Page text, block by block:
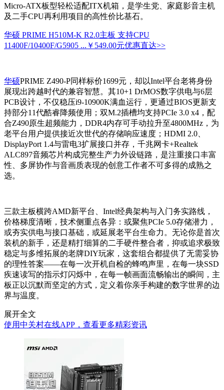
Micro-ATX板型轻松适配ITX机箱，是学生党、家庭影音主机
及二手CPU再利用项目的高性价比基石。
华硕 PRIME H510M-K R2.0主板 支持CPU
11400F/10400F/G5905 ... ￥549.00元优惠直达>>
华硕PRIME Z490-P同样标价1699元，却以Intel平台老将身份
展现出跨越时代的兼容智慧。其10+1 DrMOS数字供电与6层
PCB设计，不仅稳压i9-10900K满血运行，更通过BIOS更新支
持部分11代酷睿降频使用；双M.2插槽均支持PCIe 3.0 x4，配
合Z490原生超频能力，DDR4内存可手动拉升至4800MHz，为
老平台用户提供接近次世代的存储响应速度；HDMI 2.0、
DisplayPort 1.4与雷电3扩展接口并存，千兆网卡+Realtek
ALC897音频芯片构成完整生产力外设链路，是注重接口丰富
性、多屏协作与音画质表现的创意工作者不可多得的成熟之
选。
三款主板横跨AMD新平台、Intel经典架构与入门务实路线，
价格梯度清晰，技术侧重点各异：或聚焦PCIe 5.0存储潜力，
或夯实供电与接口基础，或延展老平台生命力。无论你是首次
装机的新手，还是精打细算的二手硬件整合者，抑或追求极致
稳定与多维拓展的老牌DIY玩家，这套组合都提供了无需妥协
的理性答案——在每一次开机自检的蜂鸣声里，在每一块SSD
疾速读写的指示灯闪烁中，在每一帧画面流畅输出的瞬间，主
板正以沉默而坚定的方式，定义着你亲手构建的数字世界的边
界与温度。
展开全文
使用中关村在线APP，查看更多精彩资讯